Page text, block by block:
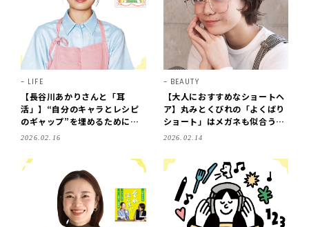
LIFE
【長谷川あかりさんと「耳
活」】“自分のキャラとレシピ
のギャップ”を埋めるために音
声配信をスタート！
2026.02.16
BEAUTY
【大人におすすめなショートヘ
ア】丸みとくびれの「よくばり
ショート」はメガネも似合う髪
型！
2026.02.14